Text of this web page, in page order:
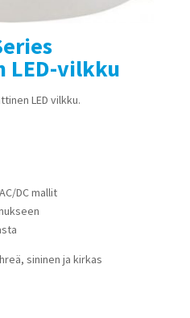
LED-vilkku
LED vilkku.
DC mallit
sininen ja kirkas